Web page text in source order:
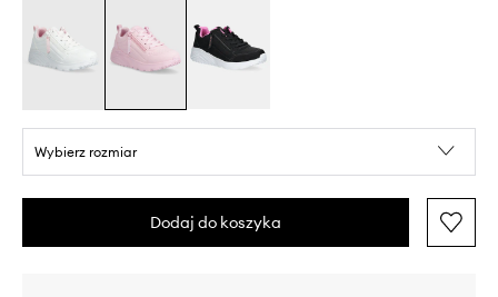
Wybierz rozmiar
Dodaj do koszyka